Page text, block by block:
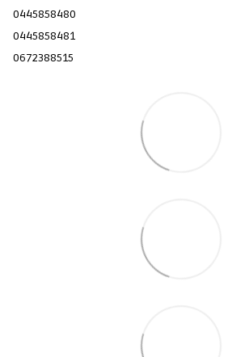
0445858480
0445858481
0672388515